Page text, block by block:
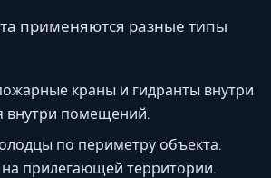
применяются разные типы
краны и гидранты внутри
внутри помещений.
по периметру объекта.
прилегающей территории.